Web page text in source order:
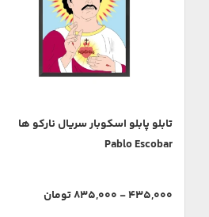
تابلو پابلو اسکوبار سریال نارکو ها
Pablo Escobar
435,000 - 835,000 تومان